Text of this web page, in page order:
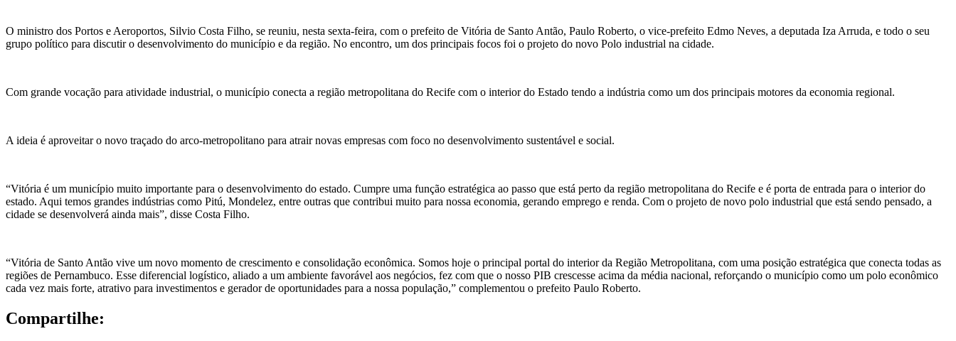
O ministro dos Portos e Aeroportos, Silvio Costa Filho, se reuniu, nesta sexta-feira, com o prefeito de Vitória de Santo Antão, Paulo Roberto, o vice-prefeito Edmo Neves, a deputada Iza Arruda, e todo o seu
grupo político para discutir o desenvolvimento do município e da região. No encontro, um dos principais focos foi o projeto do novo Polo industrial na cidade.
Com grande vocação para atividade industrial, o município conecta a região metropolitana do Recife com o interior do Estado tendo a indústria como um dos principais motores da economia regional.
A ideia é aproveitar o novo traçado do arco-metropolitano para atrair novas empresas com foco no desenvolvimento sustentável e social.
“Vitória é um município muito importante para o desenvolvimento do estado. Cumpre uma função estratégica ao passo que está perto da região metropolitana do Recife e é porta de entrada para o interior do
estado. Aqui temos grandes indústrias como Pitú, Mondelez, entre outras que contribui muito para nossa economia, gerando emprego e renda. Com o projeto de novo polo industrial que está sendo pensado, a
cidade se desenvolverá ainda mais”, disse Costa Filho.
“Vitória de Santo Antão vive um novo momento de crescimento e consolidação econômica. Somos hoje o principal portal do interior da Região Metropolitana, com uma posição estratégica que conecta todas as
regiões de Pernambuco. Esse diferencial logístico, aliado a um ambiente favorável aos negócios, fez com que o nosso PIB crescesse acima da média nacional, reforçando o município como um polo econômico
cada vez mais forte, atrativo para investimentos e gerador de oportunidades para a nossa população,” complementou o prefeito Paulo Roberto.
Compartilhe: